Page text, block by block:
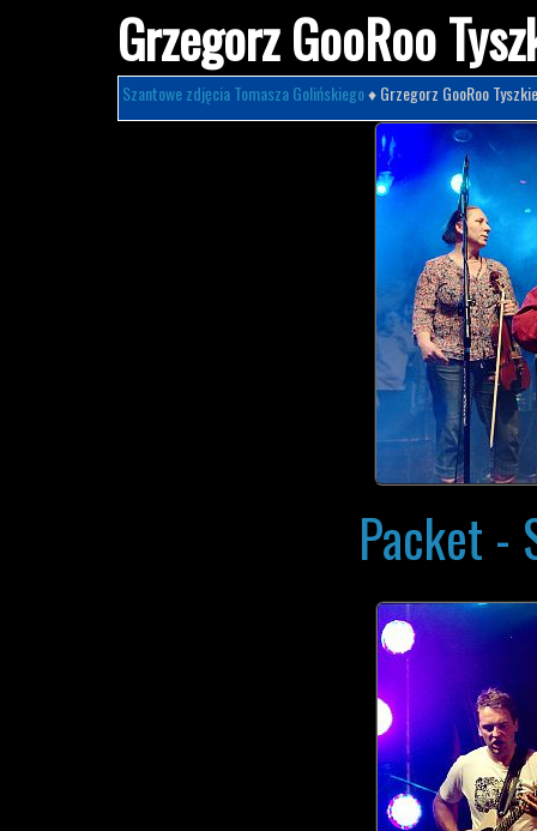
Grzegorz GooRoo
Szantowe zdjęcia Tomasza Golińskiego♦ Grzegorz GooRoo
Packet -